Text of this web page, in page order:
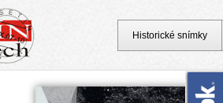
Historické snímky